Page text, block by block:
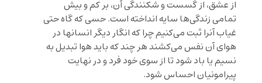
از عشق، از گسست و شکنندگی آن، بر کم و بیش
تمامی زندگی‌ها سایه انداخته است. حسی که گاه حتی
غیاب آنرا ثبت می‌کنیم چرا که انگار دیگر انسانها در
هوای آن نفس می‌کشند هر چند که باید هوا تبدیل به
نسیم یا باد شود تا از سوی خود فرد و در نهایت
پیرامونیان احساس شود.